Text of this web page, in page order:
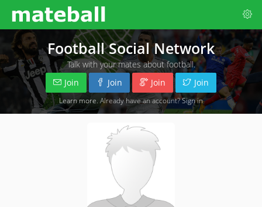
Football Social Network
Talk with your mates about football.
Join
Join Join Join
Learn more . Already have an account?Sign in